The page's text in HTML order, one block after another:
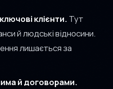
клієнти. Тут
й людські відносини.
лишається за
й договорами.